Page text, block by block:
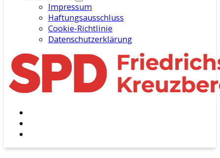
Impressum
Haftungsausschluss
Cookie-Richtlinie
Datenschutzerklärung